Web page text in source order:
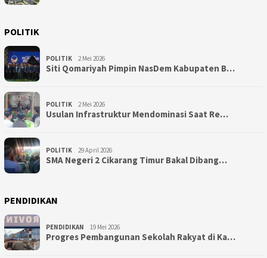
POLITIK
POLITIK 2 Mei 2026
Siti Qomariyah Pimpin NasDem Kabupaten B…
POLITIK 2 Mei 2026
Usulan Infrastruktur Mendominasi Saat Re…
POLITIK 29 April 2026
SMA Negeri 2 Cikarang Timur Bakal Dibang…
PENDIDIKAN
PENDIDIKAN 19 Mei 2026
Progres Pembangunan Sekolah Rakyat di Ka…